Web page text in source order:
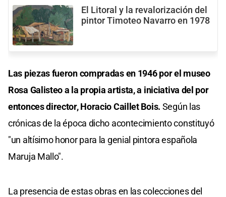
El Litoral y la revalorización del
pintor Timoteo Navarro en 1978
Las piezas fueron compradas en 1946 por el museo
Rosa Galisteo a la propia artista, a iniciativa del por
entonces director, Horacio Caillet Bois. Según las
crónicas de la época dicho acontecimiento constituyó
"un altísimo honor para la genial pintora española
Maruja Mallo".
La presencia de estas obras en las colecciones del